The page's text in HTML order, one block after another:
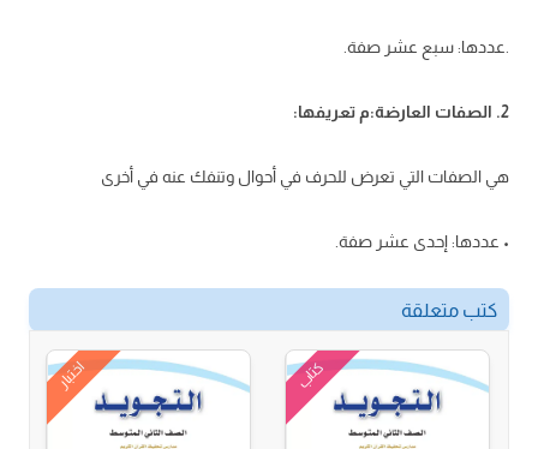
.عددها: سبع عشر صفة.
2. الصفات العارضة:م تعريفها:
هي الصفات التي تعرض للحرف في أحوال وتنفك عنه في أخرى
• عددها: إحدى عشر صفة.
كتب متعلقة
كتاب اختبار